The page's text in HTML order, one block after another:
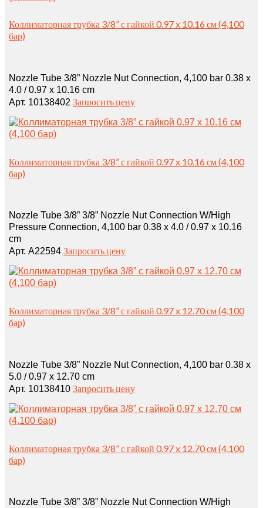
Коллиматорная трубка 3/8” с гайкой 0.97 x 10.16 см (4,100
бар)
Nozzle Tube 3/8” Nozzle Nut Connection, 4,100 bar 0.38 x
4.0 / 0.97 x 10.16 cm
Арт. 10138402 Запросить цену
Коллиматорная трубка 3/8” с гайкой 0.97 x 10.16 см (4,100
бар)
Nozzle Tube 3/8” 3/8” Nozzle Nut Connection W/High
Pressure Connection, 4,100 bar 0.38 x 4.0 / 0.97 x 10.16
cm
Арт. A22594 Запросить цену
Коллиматорная трубка 3/8” с гайкой 0.97 x 12.70 см (4,100
бар)
Nozzle Tube 3/8” Nozzle Nut Connection, 4,100 bar 0.38 x
5.0 / 0.97 x 12.70 cm
Арт. 10138410 Запросить цену
Коллиматорная трубка 3/8” с гайкой 0.97 x 12.70 см (4,100
бар)
Nozzle Tube 3/8” 3/8” Nozzle Nut Connection W/High